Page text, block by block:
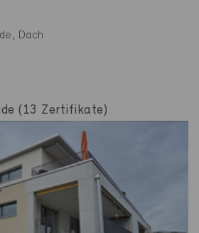
Dach
(13 Zertifikate)